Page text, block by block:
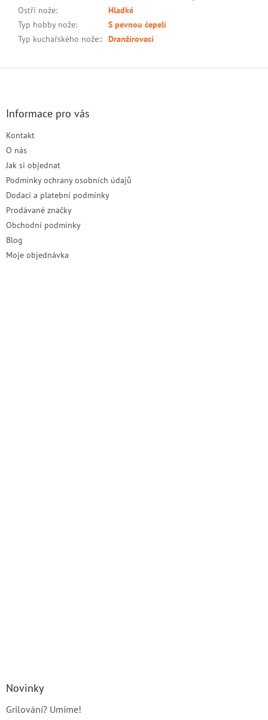
Ostří nože:
Hladké
Typ hobby nože:
S pevnou čepelí
Typ kuchařského nože:: Dranžírovací
Informace pro vás
Kontakt
O nás
Jak si objednat
Podmínky ochrany osobních údajů
Dodací a platební podmínky
Prodávané značky
Obchodní podmínky
Blog
Moje objednávka
Novinky
Grilování? Umíme!